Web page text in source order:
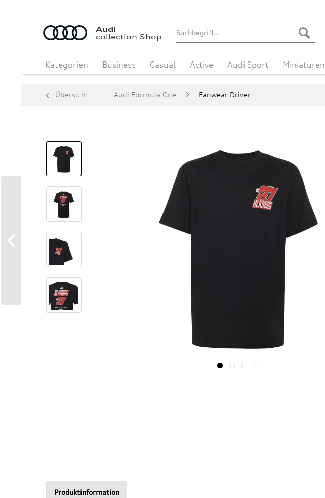
Audi
collection Shop
Kategorien Business Casual Active Audi Sport Miniaturen
Übersicht Audi Formula One Fanwear Driver
Produktinformation